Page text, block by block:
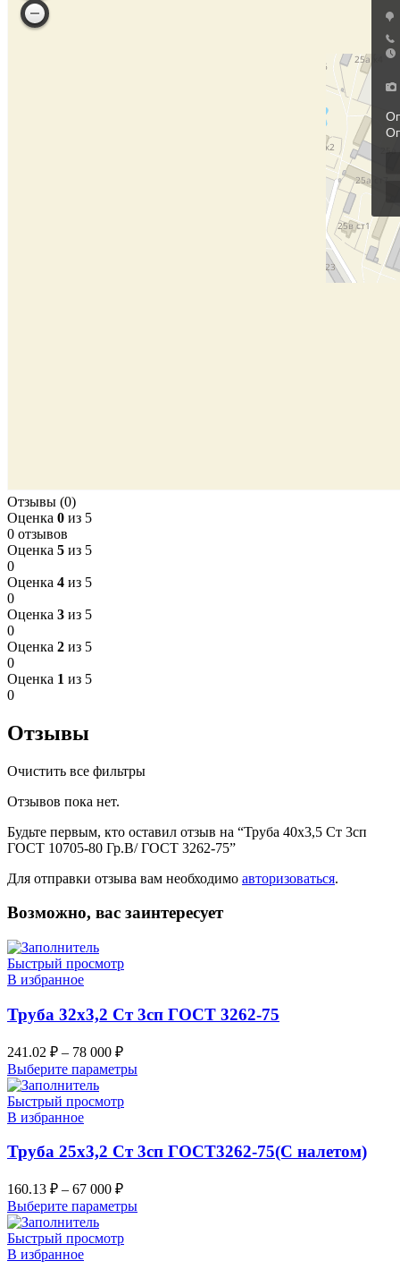
Отзывы (0)
Оценка 0 из 5
0 отзывов
Оценка 5 из 5
0
Оценка 4 из 5
0
Оценка 3 из 5
0
Оценка 2 из 5
0
Оценка 1 из 5
0
Отзывы
Очистить все фильтры
Отзывов пока нет.
Будьте первым, кто оставил отзыв на “Труба 40х3,5 Ст 3сп
ГОСТ 10705-80 Гр.В/ ГОСТ 3262-75”
Для отправки отзыва вам необходимо авторизоваться.
Возможно, вас заинтересует
Быстрый просмотр
В избранное
Труба 32х3,2 Ст 3сп ГОСТ 3262-75
241.02 ₽ – 78 000 ₽
Выберите параметры
Быстрый просмотр
В избранное
Труба 25х3,2 Ст 3сп ГОСТ3262-75(С налетом)
160.13 ₽ – 67 000 ₽
Выберите параметры
Быстрый просмотр
В избранное